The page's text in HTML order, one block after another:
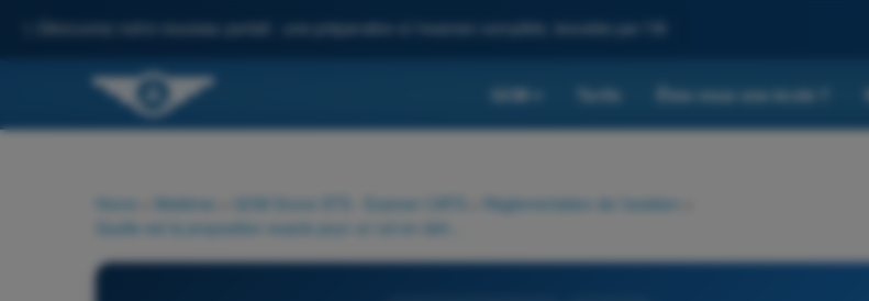
Découvrez notre nouveau portail : une préparation à l'examen complète, boostée par l'IA
QCM Tarifs Êtes-vous une école ?
Home Matières QCM Drone STS - Examen CATS Réglementation de l’aviation